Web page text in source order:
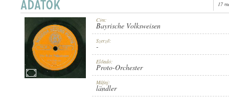
GENRE: LÄNDLER
17
Cím:
Bayrische Volksweisen
Szerző:
-
Előadó:
Proto-Orchester
Műfaj:
ländler